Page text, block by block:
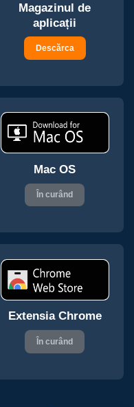
Magazinul de
aplicații
Descărca
Mac OS
În curând
Extensia Chrome
În curând